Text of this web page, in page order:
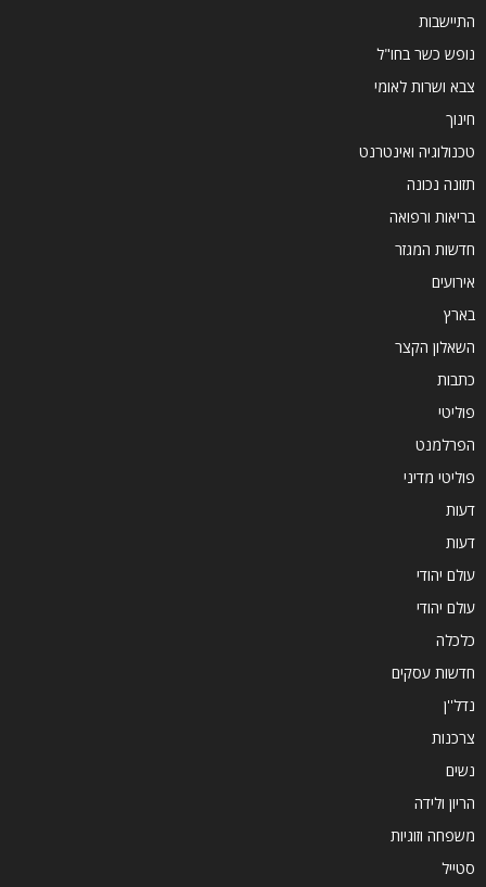
התיישבות
נופש כשר בחו"ל
צבא ושרות לאומי
חינוך
טכנולוגיה ואינטרנט
תזונה נכונה
בריאות ורפואה
חדשות המגזר
אירועים
בארץ
השאלון הקצר
כתבות
פוליטי
הפרלמנט
פוליטי מדיני
דעות
דעות
עולם יהודי
עולם יהודי
כלכלה
חדשות עסקים
נדל''ן
צרכנות
נשים
הריון ולידה
משפחה וזוגיות
סטייל